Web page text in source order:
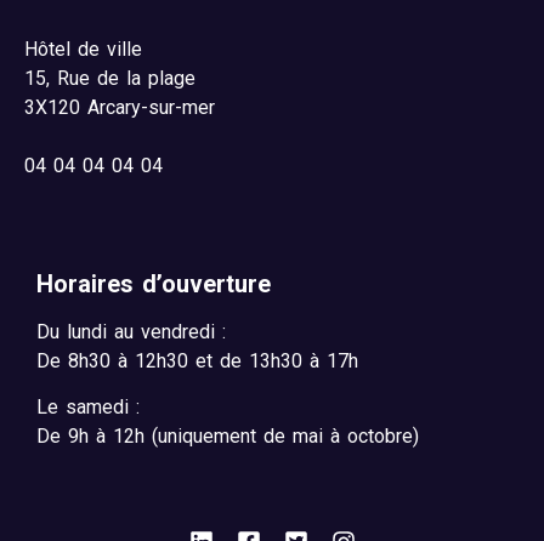
Hôtel de ville
15, Rue de la plage
3X120 Arcary-sur-mer
04 04 04 04 04
Horaires d’ouverture
Du lundi au vendredi :
De 8h30 à 12h30 et de 13h30 à 17h
Le samedi :
De 9h à 12h (uniquement de mai à octobre)